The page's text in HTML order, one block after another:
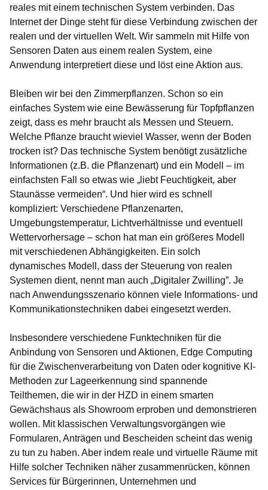
reales mit einem technischen System verbinden. Das
Internet der Dinge steht für diese Verbindung zwischen der
realen und der virtuellen Welt. Wir sammeln mit Hilfe von
Sensoren Daten aus einem realen System, eine
Anwendung interpretiert diese und löst eine Aktion aus.
Bleiben wir bei den Zimmerpflanzen. Schon so ein
einfaches System wie eine Bewässerung für Topfpflanzen
zeigt, dass es mehr braucht als Messen und Steuern.
Welche Pflanze braucht wieviel Wasser, wenn der Boden
trocken ist? Das technische System benötigt zusätzliche
Informationen (z.B. die Pflanzenart) und ein Modell – im
einfachsten Fall so etwas wie „liebt Feuchtigkeit, aber
Staunässe vermeiden“. Und hier wird es schnell
kompliziert: Verschiedene Pflanzenarten,
Umgebungstemperatur, Lichtverhältnisse und eventuell
Wettervorhersage – schon hat man ein größeres Modell
mit verschiedenen Abhängigkeiten. Ein solch
dynamisches Modell, dass der Steuerung von realen
Systemen dient, nennt man auch „Digitaler Zwilling”. Je
nach Anwendungsszenario können viele Informations- und
Kommunikationstechniken dabei eingesetzt werden.
Insbesondere verschiedene Funktechniken für die
Anbindung von Sensoren und Aktionen, Edge Computing
für die Zwischenverarbeitung von Daten oder kognitive KI-
Methoden zur Lageerkennung sind spannende
Teilthemen, die wir in der HZD in einem smarten
Gewächshaus als Showroom erproben und demonstrieren
wollen. Mit klassischen Verwaltungsvorgängen wie
Formularen, Anträgen und Bescheiden scheint das wenig
zu tun zu haben. Aber indem reale und virtuelle Räume mit
Hilfe solcher Techniken näher zusammenrücken, können
Services für Bürgerinnen, Unternehmen und